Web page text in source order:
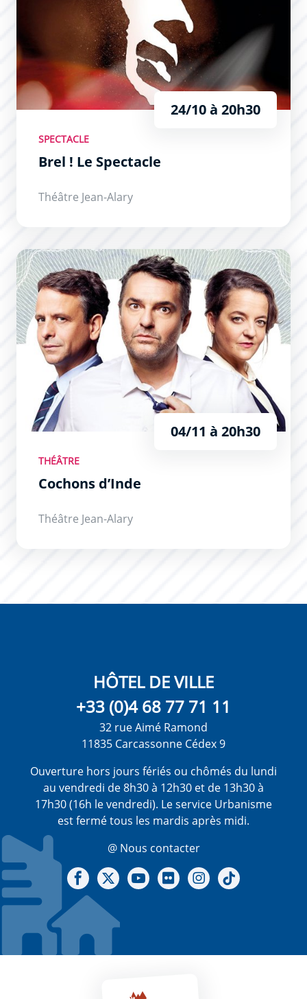
24/10 à 20h30
SPECTACLE
Brel ! Le Spectacle
Théâtre Jean-Alary
Cochons d’Inde
04/11 à 20h30
THÉÂTRE
Cochons d’Inde
Théâtre Jean-Alary
HÔTEL DE VILLE
+33 (0)4 68 77 71 11
32 rue Aimé Ramond
11835 Carcassonne Cédex 9
Ouverture hors jours fériés ou chômés du lundi
au vendredi de 8h30 à 12h30 et de 13h30 à
17h30 (16h le vendredi). Le service Urbanisme
est fermé tous les mardis après midi.
@ Nous contacter
Notre Facebook
Notre X - (twitter)
Notre chaine Youtube
Notre Gallerie sur Flickr
Notre Instagram